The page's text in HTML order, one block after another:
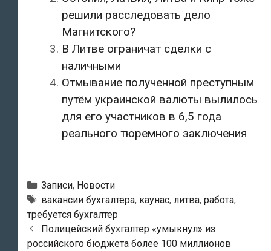
решили расследовать дело
Магнитского?
В Литве ограничат сделки с
наличными
Отмывание полученной преступным
путём украинской валюты вылилось
для его участников в 6,5 года
реального тюремного заключения
Рубрики
Записи, Новости
Метки
вакансии бухгалтера, каунас, литва, работа,
требуется бухгалтер
Навигация
по
Полицейский бухгалтер «умыкнул» из
российского бюджета более 100 миллионов